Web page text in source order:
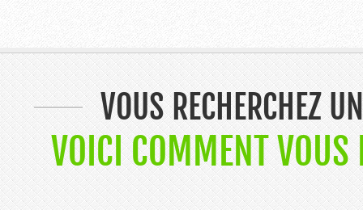
VOUS RECHERCHEZ
VOICI COMMENT VOUS